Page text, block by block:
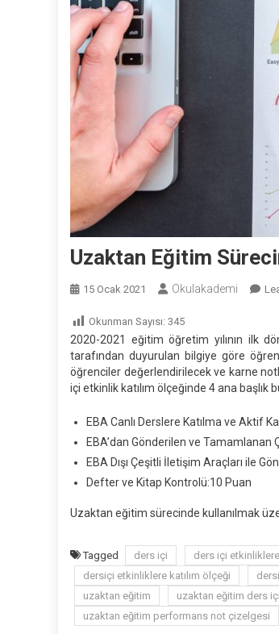
Uzaktan Eğitim
15 Ocak 2021 Okulakademi
Okunman Sayısı: 345
2020-2021 eğitim öğretim yılının ilk
tarafından duyurulan bilgiye göre
öğrenciler değerlendirilecek ve karne
içi etkinlik katılım ölçeğinde 4 ana başlık
EBA Canlı Derslere Katılma ve Aktif
EBA’dan Gönderilen ve Tamamlanan
EBA Dışı Çeşitli İletişim Araçları ile
Defter ve Kitap Kontrolü:10 Puan
Uzaktan eğitim sürecinde kullanılmak
Tagged ders içi ders içi
dersiçi etkinliklere katılım ölçeği
uzaktan eğitim
uzaktan eğitim ders
uzaktan eğitim performans not çizelgesi